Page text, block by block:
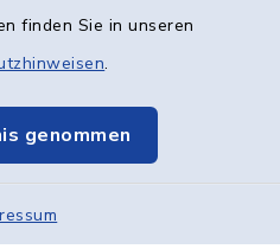
finden Sie in unseren
.
genommen